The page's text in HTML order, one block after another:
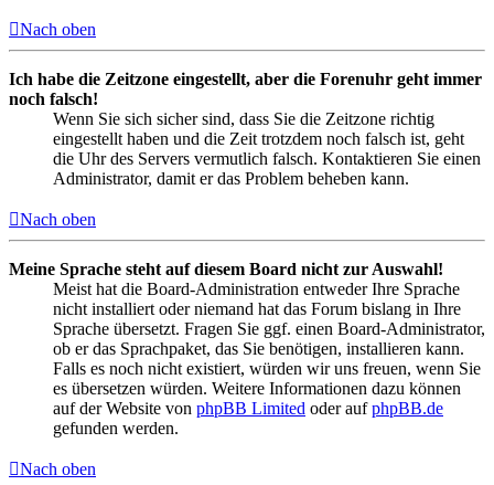
Nach oben
Ich habe die Zeitzone eingestellt, aber die Forenuhr geht immer
noch falsch!
Wenn Sie sich sicher sind, dass Sie die Zeitzone richtig
eingestellt haben und die Zeit trotzdem noch falsch ist, geht
die Uhr des Servers vermutlich falsch. Kontaktieren Sie einen
Administrator, damit er das Problem beheben kann.
Nach oben
Meine Sprache steht auf diesem Board nicht zur Auswahl!
Meist hat die Board-Administration entweder Ihre Sprache
nicht installiert oder niemand hat das Forum bislang in Ihre
Sprache übersetzt. Fragen Sie ggf. einen Board-Administrator,
ob er das Sprachpaket, das Sie benötigen, installieren kann.
Falls es noch nicht existiert, würden wir uns freuen, wenn Sie
es übersetzen würden. Weitere Informationen dazu können
auf der Website von phpBB Limited oder aufphpBB.de
gefunden werden.
Nach oben